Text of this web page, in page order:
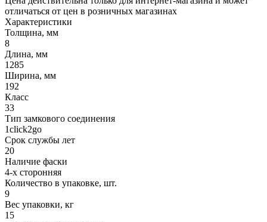
отличаться от цен в розничных магазинах
Характеристики
Толщина, мм
8
Длина, мм
1285
Ширина, мм
192
Класс
33
Тип замкового соединения
1click2go
Срок службы лет
20
Наличие фаски
4-х сторонняя
Количество в упаковке, шт.
9
Вес упаковки, кг
15